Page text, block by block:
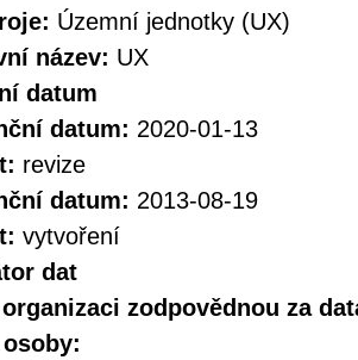
Územní jednotky (UX)
název: UX
datum
datum: 2020-01-13
revize
datum: 2013-08-19
vytvoření
dat
zodpovědnou za